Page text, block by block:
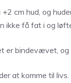
cm hud, og
ikke få fat i og
er bindevævet,
at komme til livs.